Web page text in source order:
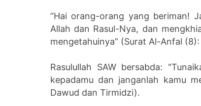
“Hai orang-orang yang beriman!
Allah dan Rasul-Nya, dan
mengetahuinya” (Surat Al-Anfal
Rasulullah SAW bersabda:
kepadamu dan janganlah kamu
Dawud dan Tirmidzi).